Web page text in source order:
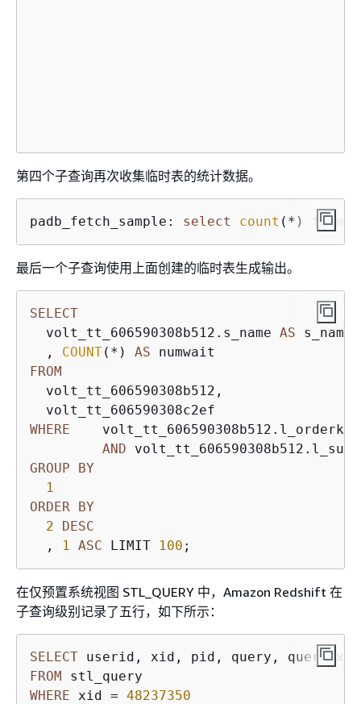
第四个子查询再次收集临时表的统计数据。
padb_fetch_sample: select count ( * ) from
最后一个子查询使用上面创建的临时表生成输出。
SELECT
  volt_tt_606590308b512.s_name
AS s_name
  ,
COUNT( * ) AS
FROM
  volt_tt_606590308b512,
WHERE
AND
GROUP
BY
1
ORDER
BY
2
DESC
  ,
1 ASC LIMIT 100 ;
在仅预置系统视图 STL_QUERY 中，Amazon Redshift 在
子查询级别记录了五行，如下所示：
SELECT userid, xid, pid, query,
FROM
WHERE xid = 48237350